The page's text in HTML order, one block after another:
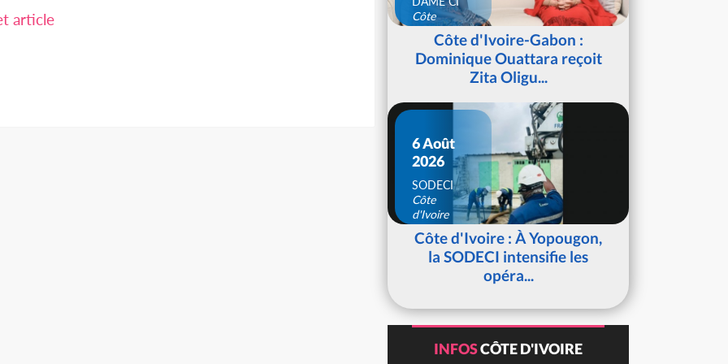
article
Côte
d'IvoireCôte d'Ivoire-Gabon :
Dominique Ouattara reçoit
Zita Oligu...
6 Août
2026
SODECI
Côte
d'Ivoire
Côte d'Ivoire : À Yopougon,
la SODECI intensifie les
opéra...
INFOSCÔTE D'IVOIRE